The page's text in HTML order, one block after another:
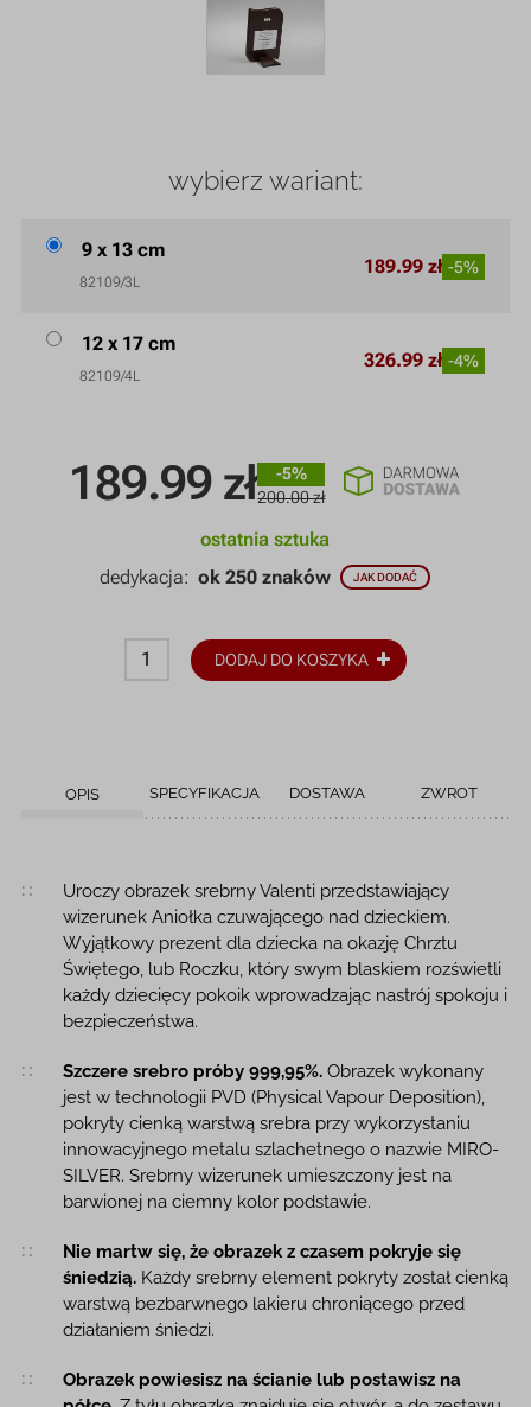
189.99 zł
-5%
200.00 zł
ostatnia sztuka
dedykacja:ok 250 znaków JAK DODAĆ
DODAJ DO KOSZYKA
wybierz wariant:
9 x 13 cm
82109/3L
189.99 zł -5%
12 x 17 cm
82109/4L
326.99 zł -4%
OPIS SPECYFIKACJA DOSTAWA ZWROT
Opis produktu
Uroczy obrazek srebrny Valenti przedstawiający
wizerunek Aniołka czuwającego nad dzieckiem.
Wyjątkowy prezent dla dziecka na okazję Chrztu
Świętego, lub Roczku, który swym blaskiem rozświetli
każdy dziecięcy pokoik wprowadzając nastrój spokoju i
bezpieczeństwa.
Szczere srebro próby 999,95%.Obrazek wykonany
jest w technologii PVD (Physical Vapour Deposition),
pokryty cienką warstwą srebra przy wykorzystaniu
innowacyjnego metalu szlachetnego o nazwie MIRO-
SILVER. Srebrny wizerunek umieszczony jest na
barwionej na ciemny kolor podstawie.
Nie martw się, że obrazek z czasem pokryje się
śniedzią.Każdy srebrny element pokryty został cienką
warstwą bezbarwnego lakieru chroniącego przed
działaniem śniedzi.
Obrazek powiesisz na ścianie lub postawisz na